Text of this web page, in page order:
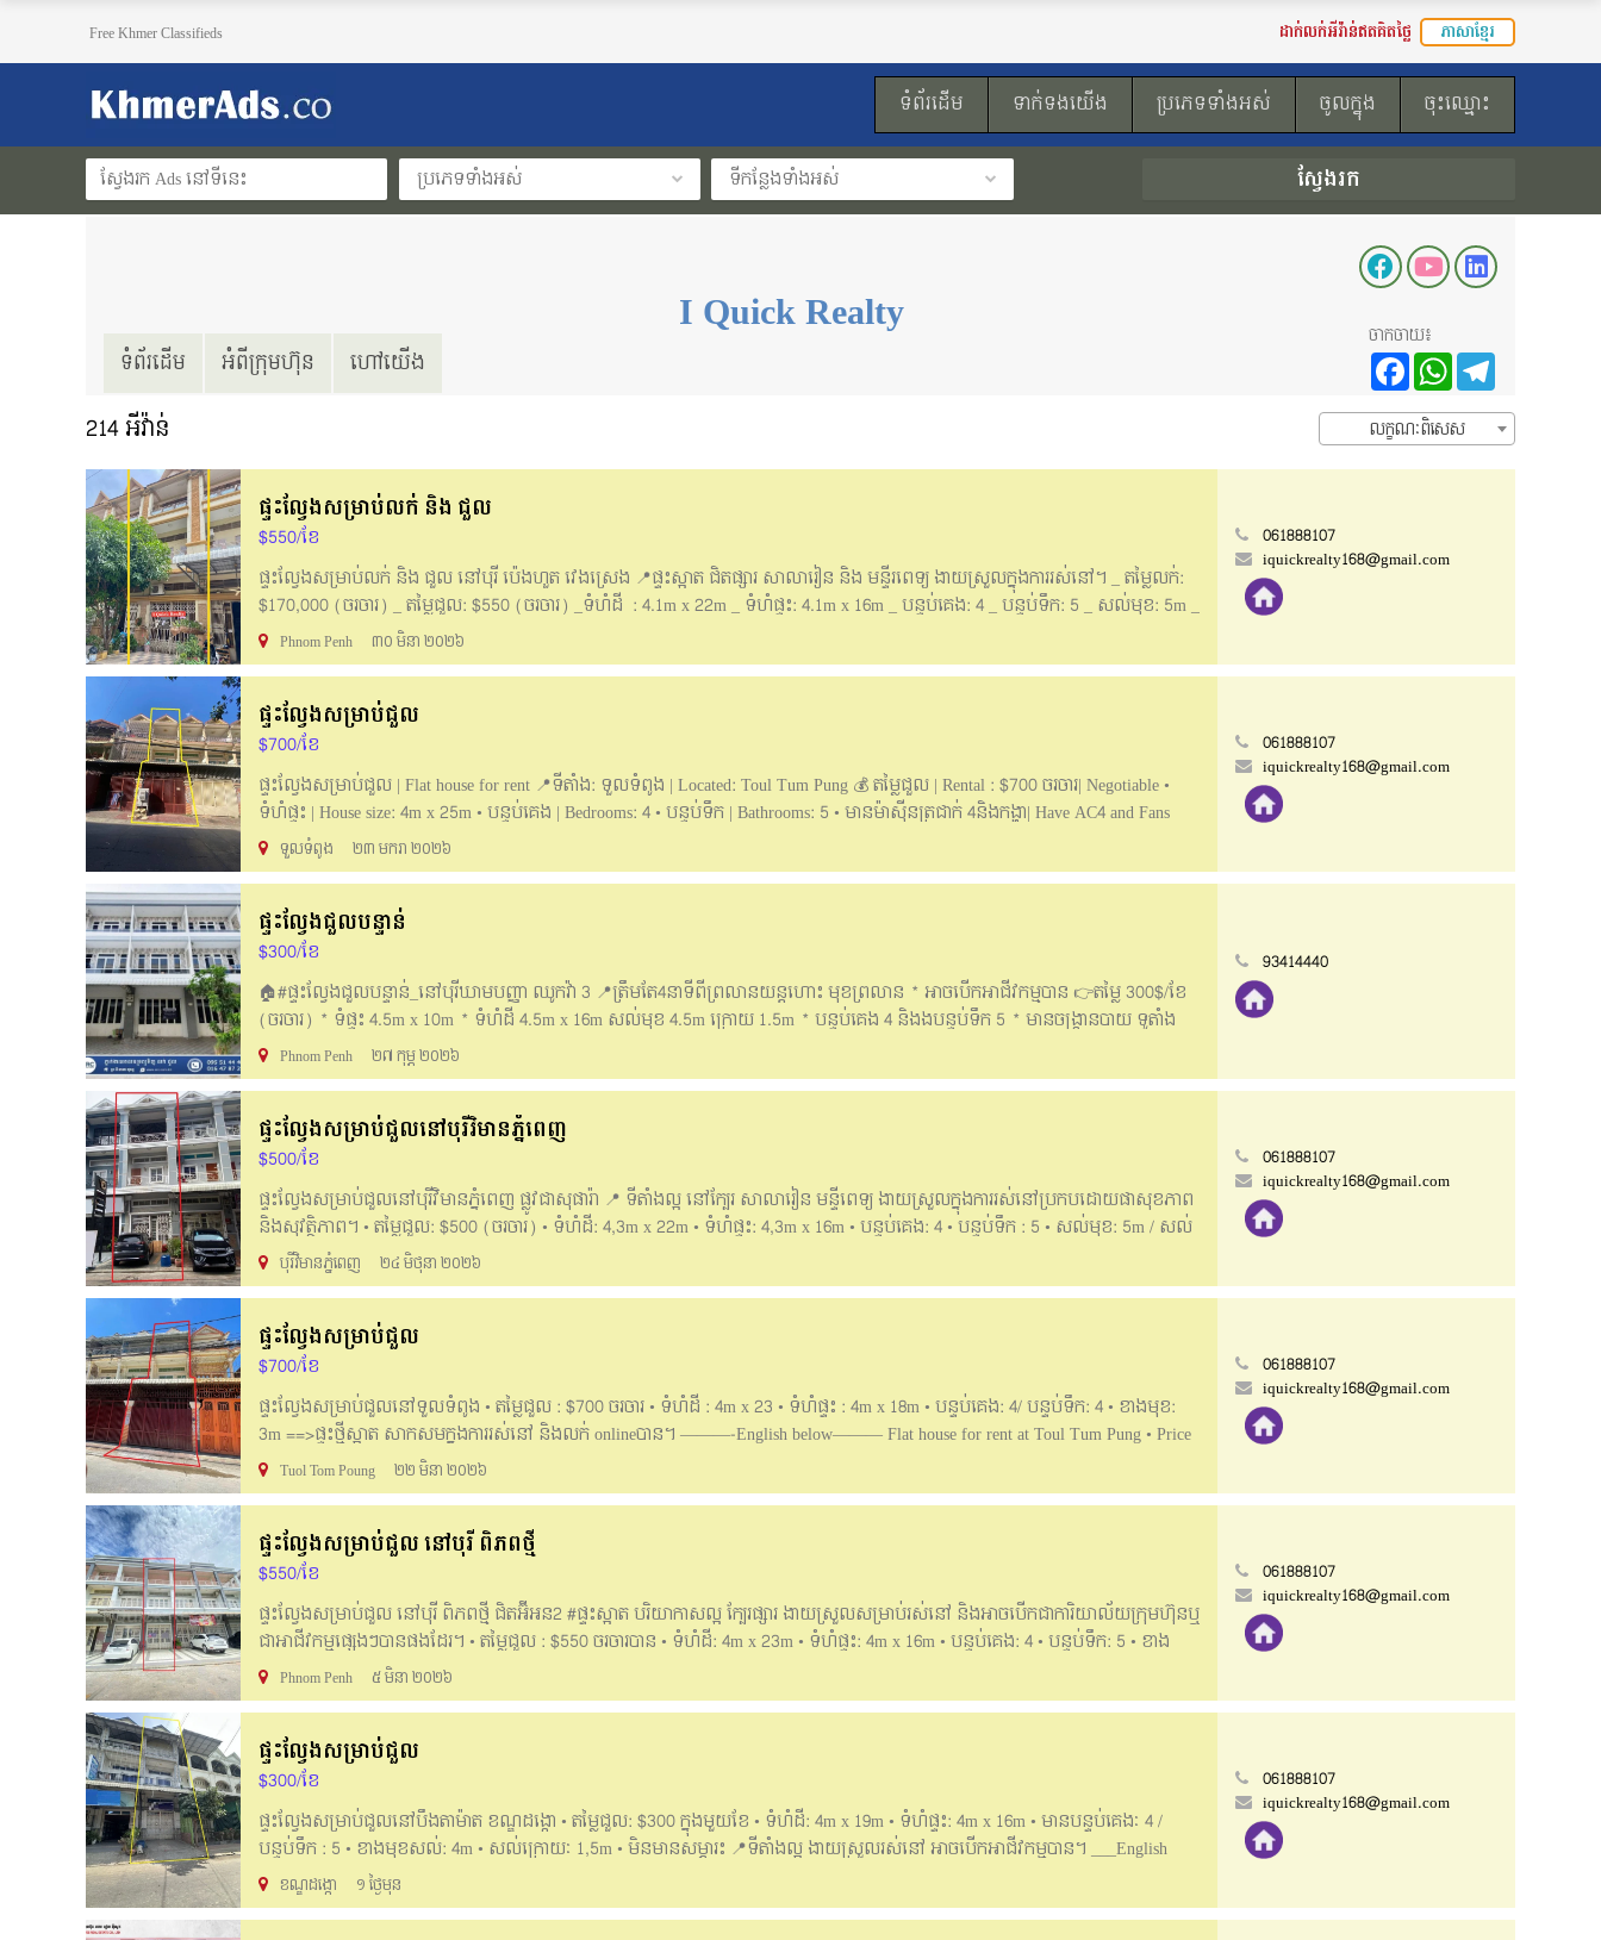
ដាក់លក់អីវ៉ាន់ឥតគិតថ្លៃ ភាសាខ្មែរ
Free Khmer Classifieds
ទំព័រដើម ទាក់ទងយើង ប្រភេទទាំងអស់ ចូលក្នុង ចុះឈ្មោះ
ប្រភេទទាំងអស់ ទីកន្លែងទាំងអស់ ស្វែងរក
I Quick Realty
ទំព័រដើម អំពីក្រុមហ៊ុន ហៅយើង
ចាកចាយ៖
Facebook
លក្ខណៈពិសេស
214អីវ៉ាន់
ផ្ទះល្វែងសម្រាប់លក់ និង ជួល
$550/ខែ
ផ្ទះល្វែងសម្រាប់លក់ និង ជួល​ នៅបុរី ប៉េងហួត វេងស្រេង 📍ផ្ទះស្អាត ជិតផ្សារ សាលារៀន និង​ មន្ទីរពេទ្យ ងាយស្រួលក្នុងការរស់នៅ។ _ តម្លៃលក់:
$170,000 (ចរចារ) _ តម្លៃជួល: $550 (ចរចារ) _ទំហំដី ​ : 4.1m x 22m _ ទំហំ​ផ្ទះ: 4.1m x 16m _​ បន្ទប់គេង: 4 _ បន្ទប់ទឹក:​ 5 _ សល់មុខ: 5m _
សល់ក្រោយ: 1m _ ប្លង់ត្រឹមបុរី _ កម្ពស់: E0-E2 _ កុងត្រាបានយូរ 🚪សម្ភារះមាន: គ្រែគេង 2, តុ​ និង​ ម៉ាស៊ីនត្រជាក់2 _______English
Below_______ Flat house for sale & rent at Borey Peng Hout Veng Sreng 📍House clean, near market, school and hospital, good for
_ Bedroom: 4 _ Bathroom: 5 _ In front: 4m _ Back: 1m _ Story: E0-E2 _ Contract Long-Term 🚪Furniture: 2 beds, Table, and 2 Air
condition #For more information can contact: 📥Telegram: 0969298869 @sothanry Hotline:061888101 / 061888107 / 061888110
/095888107 Email: iquickrealty168@gmail.com Telegram group. https://t.me/iquickrealty
Phnom Penh ៣០ មិនា ២០២៦
061888107
iquickrealty168@gmail.com
ផ្ទះល្វែងសម្រាប់ជួល
$700/ខែ
ផ្ទះល្វែងសម្រាប់ជួល |​ Flat house for rent 📍ទីតាំង: ទួលទំពូង | Located: Toul Tum Pung 💰 តម្លៃជួល | Rental : $700 ចរចារ| Negotiable •
ទំហំផ្ទះ | House size: 4m x 25m • បន្ទប់គេង | Bedrooms: 4 • បន្ទប់ទឹក | Bathrooms: 5 • មានម៉ាស៊ីនត្រជាក់ 4និងកង្ហា| Have AC4 and Fans
»សាកសមសម្រាប់ការស្នាក់នៅ និងបើកoffice ​​|Suitable for living and office use. ___________________ ☎️សម្រាប់ពត៍មានលម្អិត: 📩
Telegram: 077399194 📞Hotline: 061888105/061888107/061888110 / 095888107
ទួលទំពូង ២៣ មករា ២០២៦
061888107
iquickrealty168@gmail.com
ផ្ទះល្វែងជួលបន្ទាន់
$300/ខែ
🏠#ផ្ទះល្វែងជួលបន្ទាន់_នៅបុរីឃាមបញ្ញា ឈូកវ៉ា 3 📍ត្រឹមតែ4នាទីពីព្រលានយន្តហោះ មុខព្រលាន * អាចបើកអាជីវកម្មបាន 👉តម្លៃ 300$/ខែ
(ចរចារ) * ទំផ្ទះ 4.5m x 10m * ទំហំដី 4.5m x 16m សល់មុខ 4.5m ក្រោយ 1.5m * បន្ទប់គេង 4 និងងបន្ទប់ទឹក 5 * មានចង្រ្កានបាយ ទូតាំង
កន្លែងទទួលភ្ញៀវ ចំណតឡាន 1 * ទិស (ខាងជើង) * ផ្ទះសង់រួច100% * ងាយស្រួលក្នុងការរស់នៅ ផាសុខភាព សុវត្ថិភាព សន្តិសុខ24ម៉ោង នៅ
ជិតផ្សារ សាលារៀន * ឱកាសចំណេញភ្លាមៗ * ទីតាំង ចំងាយត្រឹមតែ 15នាទី ពីរង្វង់មូលជ្រោយចង្វារ ☎️មានចំណាប់អារម្មណ៍ ទំនាក់ទំនង
https://t.me/Honglyheng093
Phnom Penh ២៧ កុម្ភ ២០២៦
93414440
ផ្ទះល្វែងសម្រាប់ជួលនៅបុរីវិមានភ្នំពេញ
$500/ខែ
ផ្ទះល្វែងសម្រាប់ជួលនៅបុរីវិមានភ្នំពេញ ផ្លូវជាសុផារ៉ា ​ 📍 ទីតាំងល្អ នៅក្បែរ សាលារៀន មន្ទីពេទ្យ ងាយស្រួលក្នុងការរស់នៅប្រកបដោយ​ផាសុខភាព
និងសុវត្ថិភាព។ •​ តម្លៃជួល: $500 (ចរចារ) • ទំហំដី: 4,3m x 22m •​ ទំហំផ្ទះ: 4,3m x 16m • បន្ទប់គេង: 4 • បន្ទប់ទឹក : 5 • សល់មុខ: 5m / សល់
ក្រោយ: 1m ________English Below__________ Flat House for rent at Borey Vimean Phnom Penh St.Chea Sophara 📍 Good location
near schools, and hospitals, Easy to living for comfortable and security. • Price for Rent : $500 (negotiable) • Land size: 4.3m x 22m •
081960530 Hotline: 061888110 / 061888107 / 061888105 /095888107
បុរីវិមានភ្នំពេញ ២៤ មិថុនា ២០២៦
061888107
iquickrealty168@gmail.com
ផ្ទះល្វែងសម្រាប់ជួល
$700/ខែ
ផ្ទះល្វែងសម្រាប់ជួល​នៅទួលទំពូង • តម្លៃជួល : $700 ចរចារ • ទំហំដី : 4m x 23 • ទំហំផ្ទះ : 4m x 18m • បន្ទប់គេង: 4/ បន្ទប់ទឹក: 4 •​​ ខាងមុខ:
3m ==>ផ្ទះថ្មីស្អាត សាកសមក្នុងការរស់នៅ និងលក់ onlineបាន។ ———-English below——— Flat house for rent at Toul Tum Pung • Price
for rent: $700 negotiable • Land size : 4m x 23m • House size: 4m x 18m • Bedrooms : 4/ Bathrooms: 4 • In front : 3m ==> Beautiful
new house suitable for living and selling online 📥Contact telegram: 081960530 Hotline: 061888110
Tuol Tom Poung ២២ មិនា ២០២៦
061888107
iquickrealty168@gmail.com
ផ្ទះល្វែងសម្រាប់ជួល នៅបុរី ពិភពថ្មី
$550/ខែ
ផ្ទះល្វែងសម្រាប់ជួល នៅបុរី ពិភពថ្មី ជិតអ៊ីអន2 #ផ្ទះស្អាត បរិយាកាសល្អ ក្បែរផ្សារ ងាយស្រួលសម្រាប់រស់នៅ និងអាចបើកជាការិយាល័យក្រុមហ៊ុន​ឬ
ជាអាជីវកម្មផ្សេងៗបានផងដែរ។ • តម្លៃជួល : $550 ចរចារបាន • ទំហំដី: 4m x 23m • ទំហំផ្ទះ: 4m x 16m • បន្ទប់គេង: 4 • បន្ទប់ទឹក: 5 • ខាង
មុខសល់​: 5m • ខាងក្រោយសល់: 2m • 🚪 សម្ភារះ: ម៉ាស៊ីនត្រជាក់១គ្រឿង • កុងត្រាបានយូរ ——English Below—— Flat house for rent at New
world near Aeon 2 #Good Location Clean house, easy to live and can open company or business. . Price for rent: $550 negotiable • Land
Contract long-term #For more information can contact: 📥Telegram: 077399194 @rinaa0168 Hotline: 061888101 /
061888107/061888110/095888107 Email: iquickrealty168@gmail.com Telegram group. https://t.me/iquickreaelty
Phnom Penh ៥ មិនា ២០២៦
061888107
iquickrealty168@gmail.com
ផ្ទះល្វែងសម្រាប់ជួល
$300/ខែ
ផ្ទះល្វែងសម្រាប់ជួលនៅបឹងតាម៉ាត ខណ្ឌដង្កោ • តម្លៃជួល: $300 ក្នុងមួយខែ • ទំហំដី: 4m x 19m • ទំហំផ្ទះ: 4m x 16m • មានបន្ទប់គេងៈ 4 /
បន្ទប់ទឹក : 5 • ខាងមុខសល់: 4m • សល់ក្រោយៈ 1,5m • មិនមានសម្ភារះ 📍ទីតាំងល្អ ងាយស្រួលរស់នៅ អាចបើកអាជីវកម្មបាន​។ ___English
Below_____ Flat house for Rent at Boeng Ta Mart, Khan Dang Kor • Price for Rent: $300 per month • Land size: 4m x 19m • Houses
size: 4m x 16m • Bedroom: 4 / Bathrooms: 5 • In front : 4m • Back: 1.5m • No have furniture ___________________________ 📲
ខណ្ឌដង្កោ ១ ថ្ងៃមុន
061888107
iquickrealty168@gmail.com